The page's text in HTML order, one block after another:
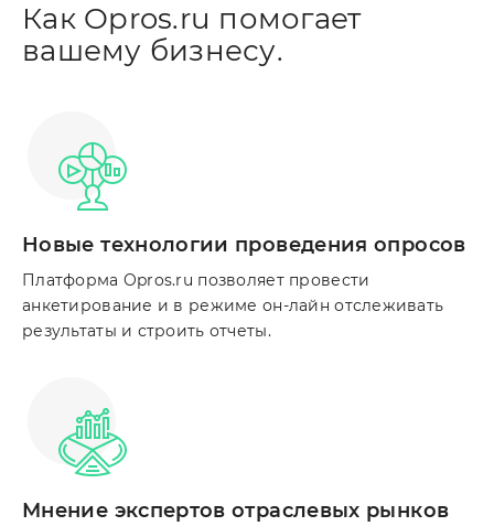
Как Opros.ru помогает
вашему бизнесу.
Новые технологии проведения опросов
Платформа Opros.ru позволяет провести
анкетирование и в режиме он-лайн отслеживать
результаты и строить отчеты.
Мнение экспертов отраслевых рынков